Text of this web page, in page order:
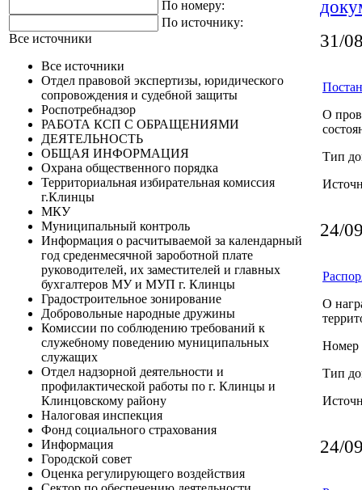
По номеру:
По источнику:
Все источники
Все источники
Отдел правовой экспертизы, юридического
сопровождения и судебной защиты
Роспотребнадзор
РАБОТА КСП С ОБРАЩЕНИЯМИ
ДЕЯТЕЛЬНОСТЬ
ОБЩАЯ ИНФОРМАЦИЯ
Охрана общественного порядка
Территориальная избирательная комиссия
г.Клинцы
МКУ
Муниципальный контроль
Информация о расчитываемой за календарный
год среденмесячной зароботной плате
руководителей, их заместителей и главных
бухгалтеров МУ и МУП г. Клинцы
Градостроительное зонирование
Добровольные народные дружины
Комиссии по соблюдению требований к
служебному поведению муниципальных
служащих
Отдел надзорной деятельности и
профилактической работы по г. Клинцы и
Клинцовскому району
Налоговая инспекция
Фонд социального страхования
Информация
Городской совет
Оценка регулирующего воздействия
31/
О
Тип
24/
О
Номер
Тип
24/